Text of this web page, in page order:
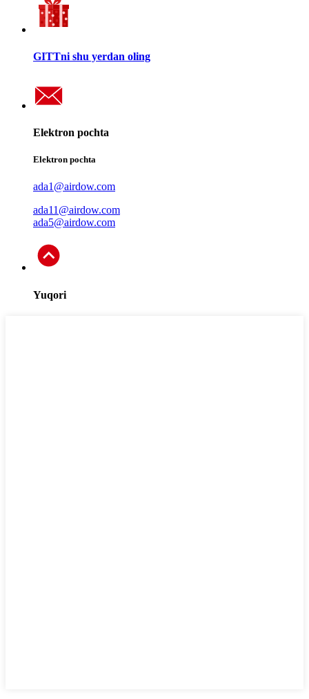
GITTni shu yerdan oling
Elektron pochta
Elektron pochta
ada1@airdow.com
ada11@airdow.com
ada5@airdow.com
Yuqori